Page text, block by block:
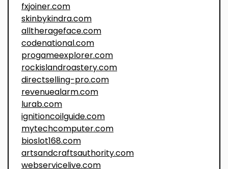
fxjoiner.com
skinbykindra.com
alltherageface.com
codenational.com
progameexplorer.com
rockislandroastery.com
directselling-pro.com
revenuealarm.com
lurab.com
ignitioncoilguide.com
mytechcomputer.com
bioslot168.com
artsandcraftsauthority.com
webservicelive.com